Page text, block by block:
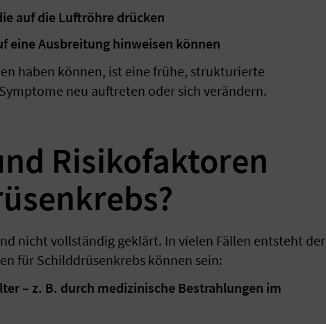
auf die Luftröhre drücken
eine Ausbreitung hinweisen können
haben können, ist eine frühe, strukturierte
neu auftreten oder sich verändern.
Risikofaktoren
nicht vollständig geklärt. In vielen Fällen entsteht der
für Schilddrüsenkrebs können sein:
– z. B. durch medizinische Bestrahlungen im